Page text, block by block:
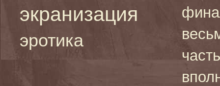
экранизация
эротика